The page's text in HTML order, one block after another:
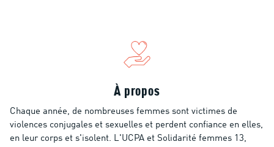
À propos
Chaque année, de nombreuses femmes sont victimes de
violences conjugales et sexuelles et perdent confiance en elles,
en leur corps et s'isolent. L'UCPA et Solidarité femmes 13,